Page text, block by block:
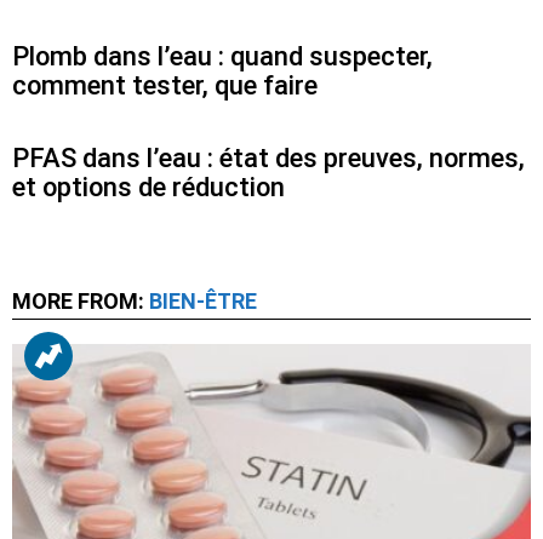
Plomb dans l’eau : quand suspecter,
comment tester, que faire
PFAS dans l’eau : état des preuves, normes,
et options de réduction
MORE FROM: BIEN-ÊTRE